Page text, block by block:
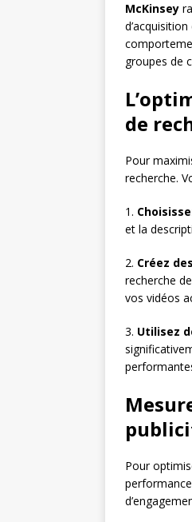
McKinsey
groupes de
de
Pour
recherche.
1.
et la
2. Créez
recherche
vos vidéos
3. Utilisez
Pour